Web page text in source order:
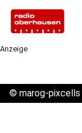
Anzeige
© marog-